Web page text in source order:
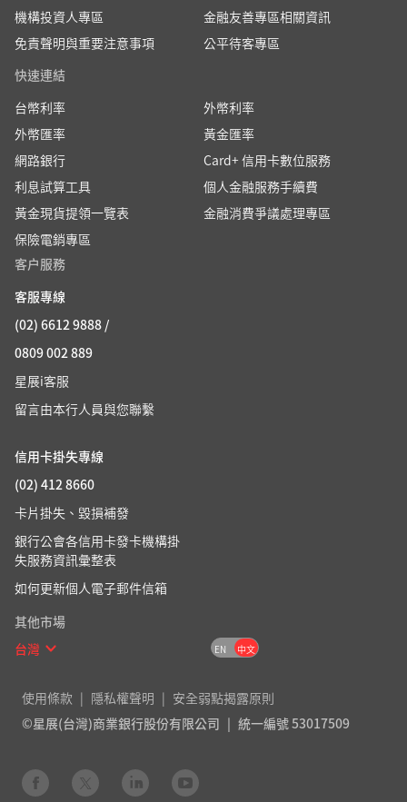
機構投資人專區
金融友善專區相關資訊
免責聲明與重要注意事項
公平待客專區
快速連結
台幣利率
外幣利率
外幣匯率
黃金匯率
網路銀行
Card+ 信用卡數位服務
利息試算工具
個人金融服務手續費
黃金現貨提領一覽表
金融消費爭議處理專區
保險電銷專區
客户服務
客服專線
(02) 6612 9888 /
0809 002 889
星展i客服
留言由本行人員與您聯繫
信用卡掛失專線
(02) 412 8660
卡片掛失、毀損補發
銀行公會各信用卡發卡機構掛
失服務資訊彙整表
如何更新個人電子郵件信箱
其他市場
台灣
EN 中文
使用條款 隱私權聲明
安全弱點揭露原則
©星展(台灣)商業銀行股份有限公司
統一編號 53017509